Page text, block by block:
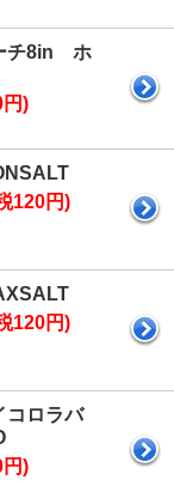
チ8in ホ
)
120円)
120円)
ロラバ
)